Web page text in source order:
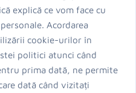
explică ce vom face cu
Acordarea
cookie-urilor în
politici atunci când
prima dată, ne permite
dată când vizitați